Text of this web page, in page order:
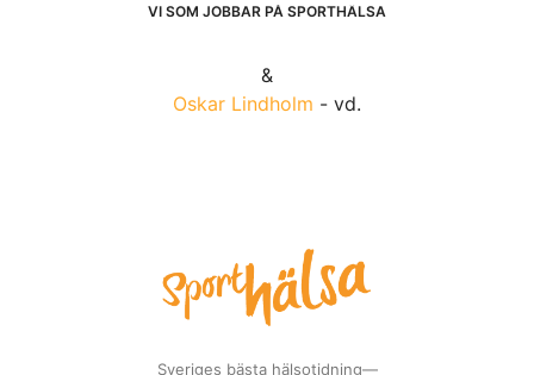
VI SOM JOBBAR PÅ SPORTHÄLSA
&
Oskar Lindholm - vd.
Sveriges bästa hälsotidning—